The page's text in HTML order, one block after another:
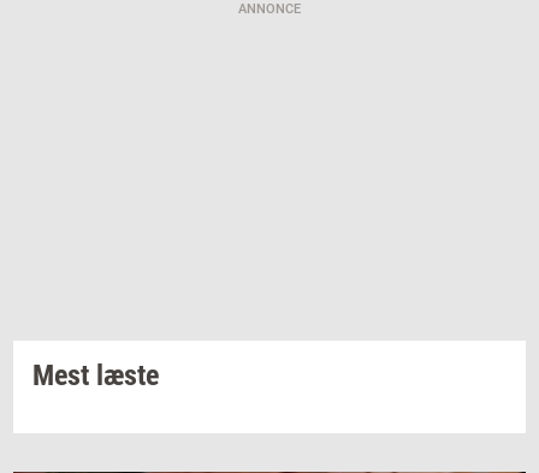
ANNONCE
Mest læste